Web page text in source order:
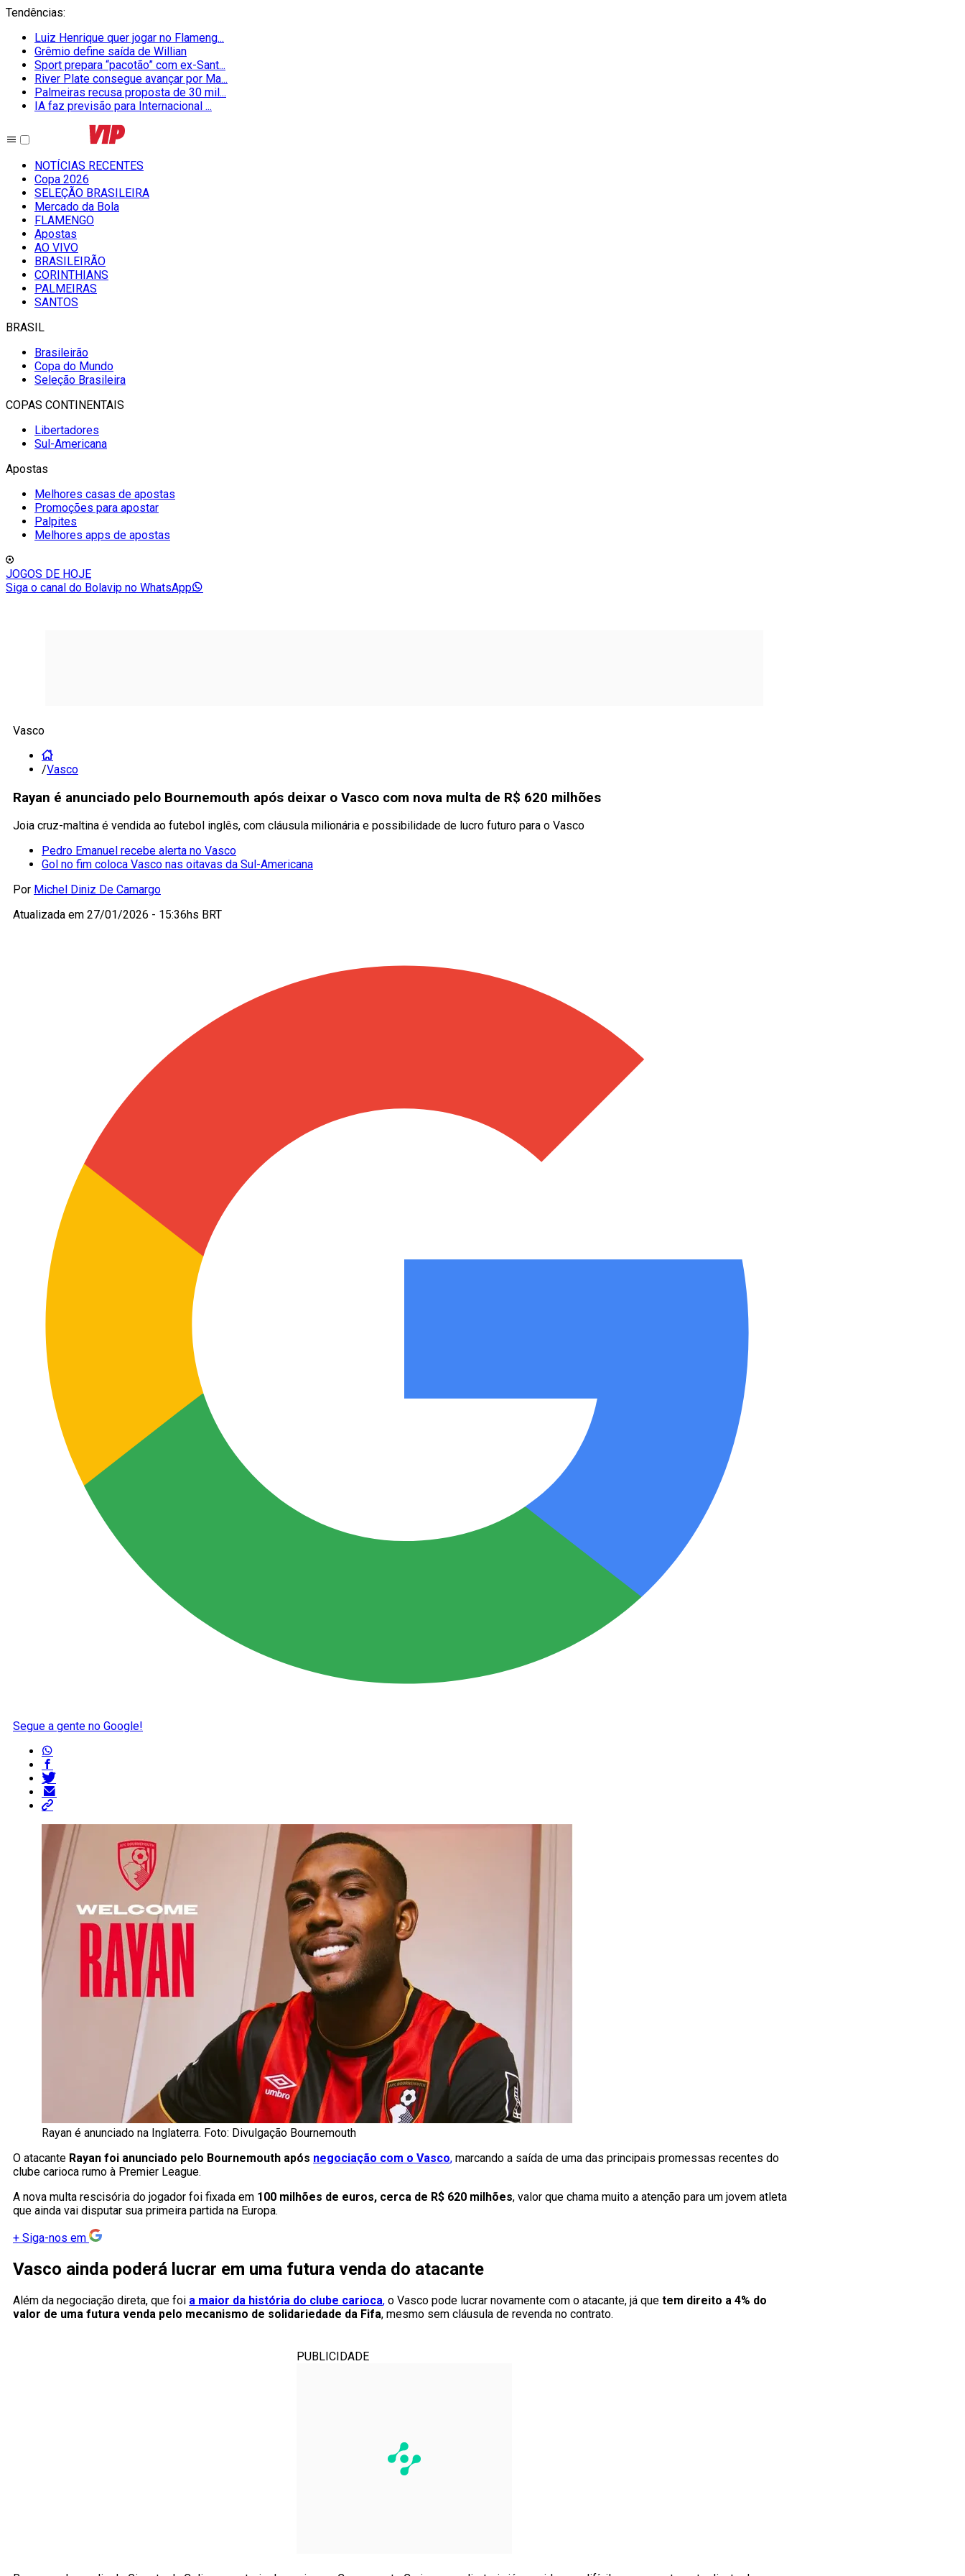
Tendências:
Luiz Henrique quer jogar no Flameng...
Grêmio define saída de Willian
Sport prepara “pacotão” com ex-Sant...
River Plate consegue avançar por Ma...
Palmeiras recusa proposta de 30 mil...
IA faz previsão para Internacional ...
NOTÍCIAS RECENTES
Copa 2026
SELEÇÃO BRASILEIRA
Mercado da Bola
FLAMENGO
Apostas
AO VIVO
BRASILEIRÃO
CORINTHIANS
PALMEIRAS
SANTOS
BRASIL
Brasileirão
Copa do Mundo
Seleção Brasileira
COPAS CONTINENTAIS
Libertadores
Sul-Americana
Apostas
Melhores casas de apostas
Promoções para apostar
Palpites
Melhores apps de apostas
JOGOS DE HOJE
Siga o canal do Bolavip no WhatsApp
Vasco
/Vasco
Rayan é anunciado pelo Bournemouth após deixar o Vasco com nova multa de R$ 620 milhões
Joia cruz-maltina é vendida ao futebol inglês, com cláusula milionária e possibilidade de lucro futuro para o Vasco
Pedro Emanuel recebe alerta no Vasco
Gol no fim coloca Vasco nas oitavas da Sul-Americana
Por Michel Diniz De Camargo
Atualizada em 27/01/2026 - 15:36hs BRT
Segue a gente no Google!
Rayan é anunciado na Inglaterra. Foto: Divulgação Bournemouth
O atacante Rayan foi anunciado pelo Bournemouth após negociação com o Vasco, marcando a saída de uma das principais promessas recentes do
clube carioca rumo à Premier League.
A nova multa rescisória do jogador foi fixada em 100 milhões de euros, cerca de R$ 620 milhões, valor que chama muito a atenção para um jovem atleta
que ainda vai disputar sua primeira partida na Europa.
+ Siga-nos em
Vasco ainda poderá lucrar em uma futura venda do atacante
Além da negociação direta, que foi a maior da história do clube carioca, o Vasco pode lucrar novamente com o atacante, já que tem direito a 4% do
valor de uma futura venda pelo mecanismo de solidariedade da Fifa, mesmo sem cláusula de revenda no contrato.
PUBLICIDADE